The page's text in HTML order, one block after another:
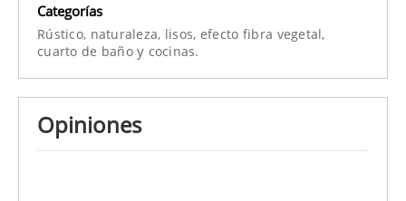
Categorías
Rústico, naturaleza, lisos, efecto fibra vegetal,
cuarto de bañoy cocinas.
Opiniones